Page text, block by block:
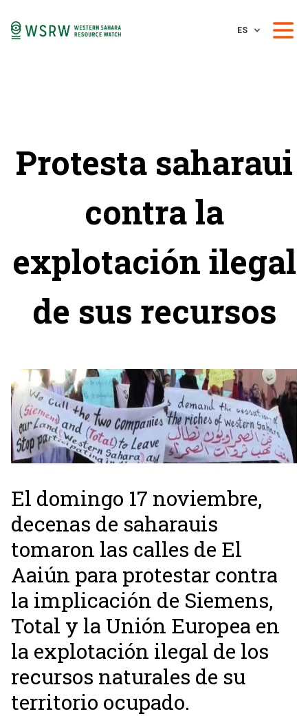
ES
Protesta saharaui
contra la
explotación ilegal
de sus recursos
El domingo 17 noviembre,
decenas de saharauis
tomaron las calles de El
Aaiún para protestar contra
la implicación de Siemens,
Total y la Unión Europea en
la explotación ilegal de los
recursos naturales de su
territorio ocupado.